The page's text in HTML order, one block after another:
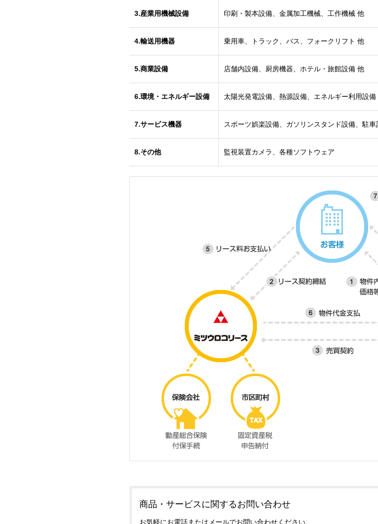
3.産業用機械設備 印刷・製本設備、金属加工機械、工作機械 他
4.輸送用機器 乗用車、トラック、バス、フォークリフト 他
5.商業設備 店舗内設備、厨房機器、ホテル・旅館設備 他
6.環境・エネルギー設備 太陽光発電設備、熱源設備、エネルギー利用設備
7.サービス機器 スポーツ娯楽設備、ガソリンスタンド設備、駐
8.その他 監視装置カメラ、各種ソフトウェア
商品・サービスに関するお問い合わせ
お気軽にお電話またはメールでお問い合わせください。